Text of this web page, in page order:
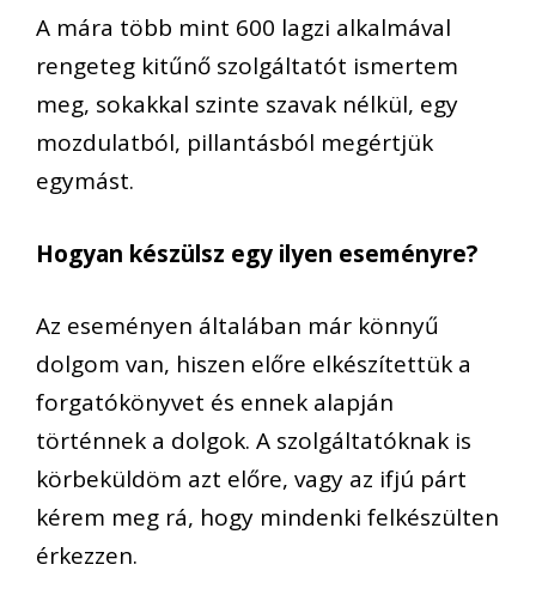
A mára több mint 600 lagzi alkalmával
rengeteg kitűnő szolgáltatót ismertem
meg, sokakkal szinte szavak nélkül, egy
mozdulatból, pillantásból megértjük
egymást.
Hogyan készülsz egy ilyen eseményre?
Az eseményen általában már könnyű
dolgom van, hiszen előre elkészítettük a
forgatókönyvet és ennek alapján
történnek a dolgok. A szolgáltatóknak is
körbeküldöm azt előre, vagy az ifjú párt
kérem meg rá, hogy mindenki felkészülten
érkezzen.